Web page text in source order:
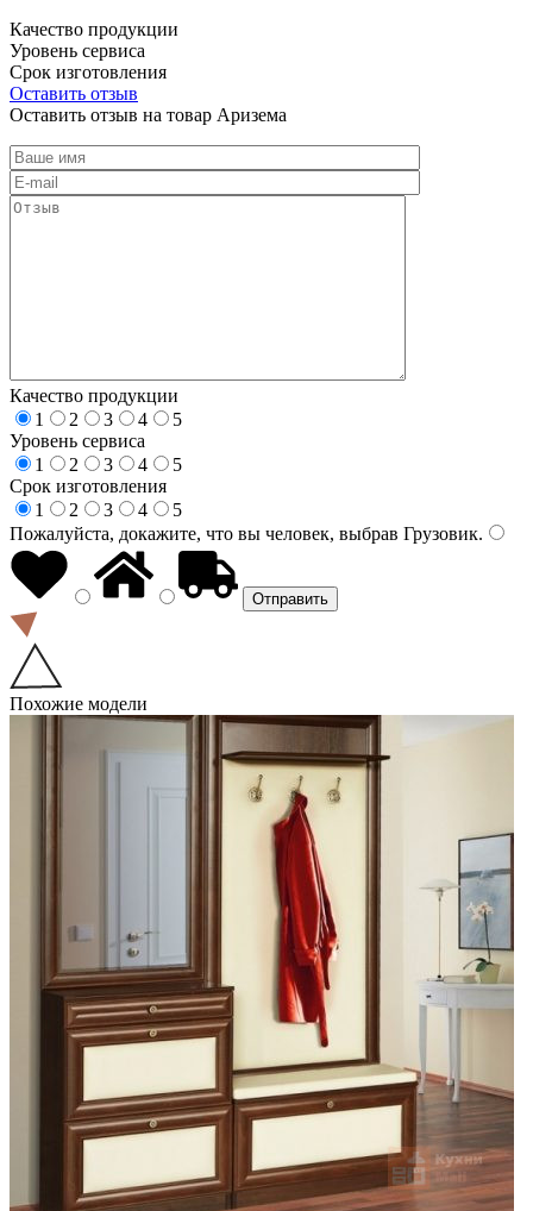
Качество продукции
Уровень сервиса
Срок изготовления
Оставить отзыв
Оставить отзыв на товар Аризема
Качество продукции
1
2 3 4
5
Уровень сервиса
1
2 3 4
5
Срок изготовления
1
2 3 4
5
Пожалуйста, докажите, что вы человек, выбрав Грузовик.
Похожие модели